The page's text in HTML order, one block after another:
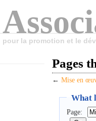
pour la promotion et le
Pages
← Mise en
What
Page: